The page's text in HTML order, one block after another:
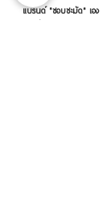
แบรนด์ "ชอบชะมัด" เอง